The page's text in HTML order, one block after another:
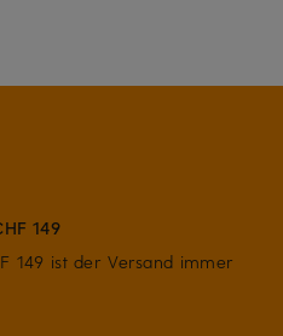
149
149 ist der Versand immer